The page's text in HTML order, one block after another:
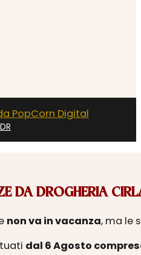
PopCorn Digital
DA DROGHERIA
non va in vacanza, ma le
dal 6 Agosto